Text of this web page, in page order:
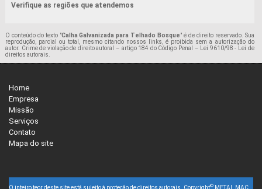
Verifique as regiões que atendemos
O conteúdo do texto "Calha Galvanizada para Telhado Bosque" é de direito reservado. Sua
reprodução, parcial ou total, mesmo citando nossos links, é proibida sem a autorização do
autor. Crime de violação de direito autoral – artigo 184 do Código Penal –
Lei 9610/98 - Lei de
direitos autorais
Home
Empresa
Missão
Serviços
Contato
Mapa do site
O inteiro teor deste site está sujeito à proteção de direitos autorais. Copyright© METAL MAC